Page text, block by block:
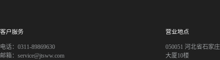
客户服务
电话：0311-89869630
邮箱：service@jtsww.com
营业地点
050051 河北省石家
大厦10楼